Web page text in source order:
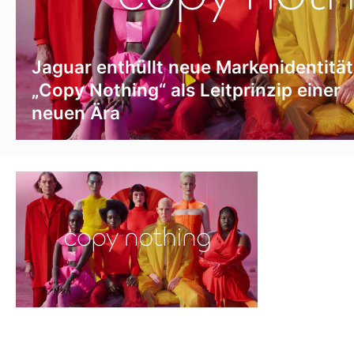
Jaguar enthüllt neue
„Copy Nothing“ als Leitprinzip einer
neuen Ära